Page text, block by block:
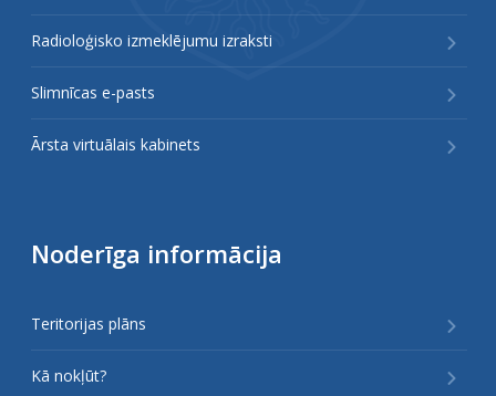
Radioloģisko izmeklējumu izraksti
Slimnīcas e-pasts
Ārsta virtuālais kabinets
Noderīga informācija
Teritorijas plāns
Kā nokļūt?